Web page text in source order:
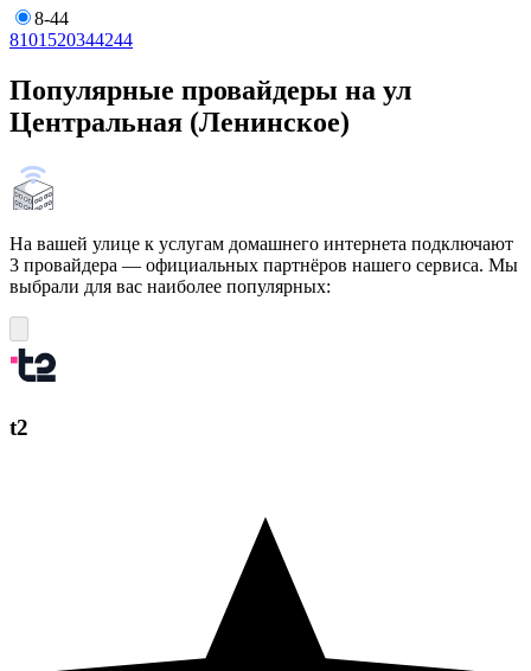
8-44
8101520344244
Популярные провайдеры на ул
Центральная (Ленинское)
На вашей улице к услугам домашнего интернета подключают
3 провайдера — официальных партнёров нашего сервиса. Мы
выбрали для вас наиболее популярных:
t2